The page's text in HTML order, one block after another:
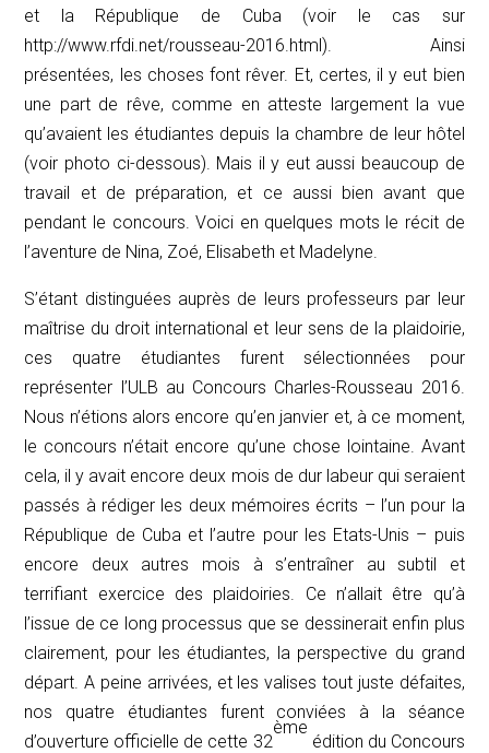
et la République de Cuba (voir le cas sur
http://www.rfdi.net/rousseau-2016.html). Ainsi
présentées, les choses font rêver. Et, certes, il y eut bien
une part de rêve, comme en atteste largement la vue
qu’avaient les étudiantes depuis la chambre de leur hôtel
(voir photo ci-dessous). Mais il y eut aussi beaucoup de
travail et de préparation, et ce aussi bien avant que
pendant le concours. Voici en quelques mots le récit de
l’aventure de Nina, Zoé, Elisabeth et Madelyne.
S’étant distinguées auprès de leurs professeurs par leur
maîtrise du droit international et leur sens de la plaidoirie,
ces quatre étudiantes furent sélectionnées pour
représenter l’ULB au Concours Charles-Rousseau 2016.
Nous n’étions alors encore qu’en janvier et, à ce moment,
le concours n’était encore qu’une chose lointaine. Avant
cela, il y avait encore deux mois de dur labeur qui seraient
passés à rédiger les deux mémoires écrits – l’un pour la
République de Cuba et l’autre pour les Etats-Unis – puis
encore deux autres mois à s’entraîner au subtil et
terrifiant exercice des plaidoiries. Ce n’allait être qu’à
l’issue de ce long processus que se dessinerait enfin plus
clairement, pour les étudiantes, la perspective du grand
départ. A peine arrivées, et les valises tout juste défaites,
nos quatre étudiantes furent conviées à la séance
d’ouverture officielle de cette 32
ème
édition du Concours